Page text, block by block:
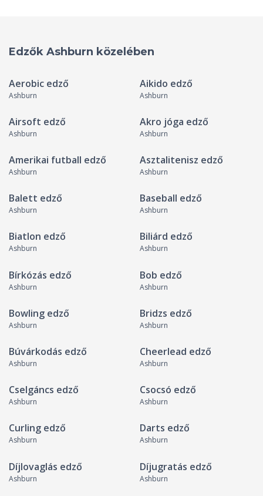
Edzők Ashburn közelében
Aerobic edző
Ashburn
Aikido edző
Ashburn
Airsoft edző
Ashburn
Akro jóga edző
Ashburn
Amerikai futball edző
Ashburn
Asztalitenisz edző
Ashburn
Balett edző
Ashburn
Baseball edző
Ashburn
Biatlon edző
Ashburn
Biliárd edző
Ashburn
Bírkózás edző
Ashburn
Bob edző
Ashburn
Bowling edző
Ashburn
Bridzs edző
Ashburn
Búvárkodás edző
Ashburn
Cheerlead edző
Ashburn
Cselgáncs edző
Ashburn
Csocsó edző
Ashburn
Curling edző
Ashburn
Darts edző
Ashburn
Díjlovaglás edző
Ashburn
Díjugratás edző
Ashburn